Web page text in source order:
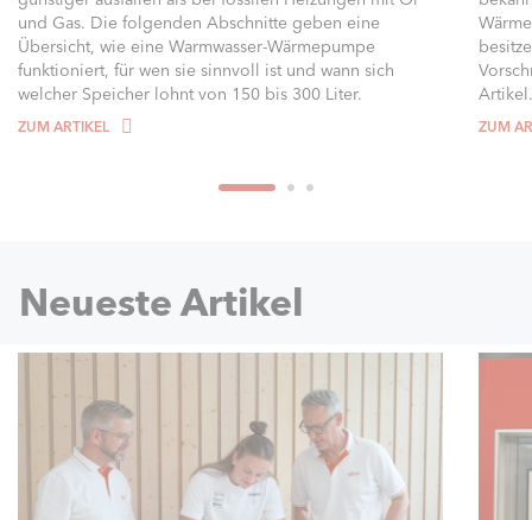
und Gas. Die folgenden Abschnitte geben eine
Übersicht, wie eine Warmwasser-Wärmepumpe
funktioniert, für wen sie sinnvoll ist und wann sich
welcher Speicher lohnt von 150 bis 300 Liter.
ZUM ARTIKEL
Artikel.
ZUM
Neueste Artikel